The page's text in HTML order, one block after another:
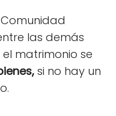
las demás
matrimonio se
si no hay un